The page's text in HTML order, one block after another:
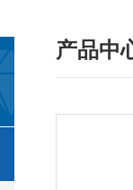
产品中